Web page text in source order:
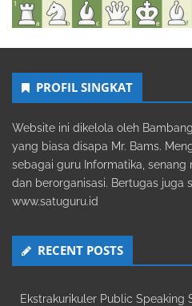
PROFIL SINGKAT
Website ini dikelola oleh
yang biasa disapa Mr. Bams.
sebagai guru Informatika, senang
dan berorganisasi. Bertugas juga
www.satuguru.id
RECENT POSTS
Ekstrakurikuler Public Speaking